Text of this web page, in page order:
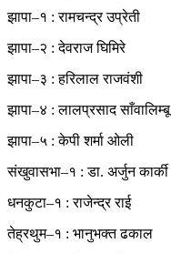
झापा–१ : रामचन्द्र उप्रेती
झापा–२ : देवराज घिमिरे
झापा–३ : हरिलाल राजवंशी
झापा–४ : लालप्रसाद साँवालिम्बू
झापा–५ : केपी शर्मा ओली
संखुवासभा–१ : डा. अर्जुन कार्की
धनकुटा–१ : राजेन्द्र राई
तेह्रथुम–१ : भानुभक्त ढकाल